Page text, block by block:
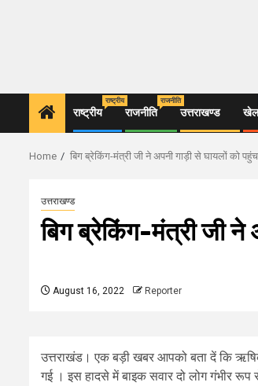
राष्ट्रीय
राष्ट्रीय
राजनीति
राजनीति
उत्तराखण्ड खेल
Home बिग ब्रेकिंग-मंत्री जी ने अपनी गाड़ी से घायलों को
उत्तराखण्ड
बिग ब्रेकिंग-मंत्री जी ने
August 16, 2022 Reporter
उत्तराखंड। एक बड़ी खबर आपको बता दें कि
गई । इस हादसे में बाइक सवार दो लोग गंभीर